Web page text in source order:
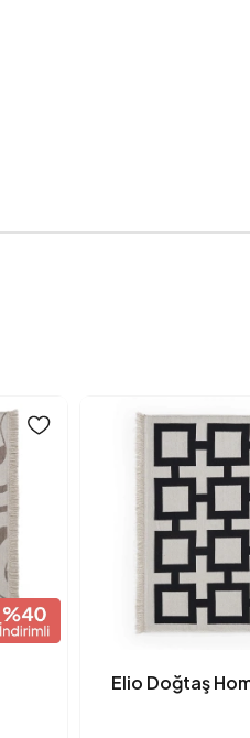
Elio Doğtaş